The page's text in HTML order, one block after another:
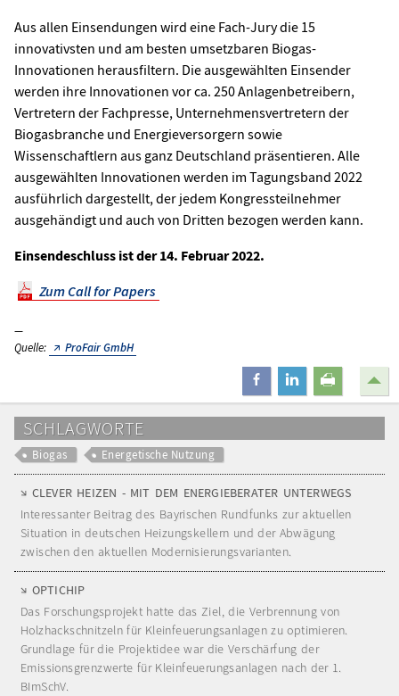
Aus allen Einsendungen wird eine Fach-Jury die 15
innovativsten und am besten umsetzbaren Biogas-
Innovationen herausfiltern. Die ausgewählten Einsender
werden ihre Innovationen vor ca. 250 Anlagenbetreibern,
Vertretern der Fachpresse, Unternehmensvertretern der
Biogasbranche und Energieversorgern sowie
Wissenschaftlern aus ganz Deutschland präsentieren. Alle
ausgewählten Innovationen werden im Tagungsband 2022
ausführlich dargestellt, der jedem Kongressteilnehmer
ausgehändigt und auch von Dritten bezogen werden kann.
Einsendeschluss ist der 14. Februar 2022.
Zum Call for Papers
Quelle: ProFair GmbH
teilen mitteilendrucken
SCHLAGWORTE
Biogas Energetische Nutzung
CLEVER HEIZEN - MIT DEM ENERGIEBERATER UNTERWEGS
Interessanter Beitrag des Bayrischen Rundfunks zur aktuellen
Situation in deutschen Heizungskellern und der Abwägung
zwischen den aktuellen Modernisierungsvarianten.
OPTICHIP
Das Forschungsprojekt hatte das Ziel, die Verbrennung von
Holzhackschnitzeln für Kleinfeuerungsanlagen zu optimieren.
Grundlage für die Projektidee war die Verschärfung der
Emissionsgrenzwerte für Kleinfeuerungsanlagen nach der 1.
BImSchV.